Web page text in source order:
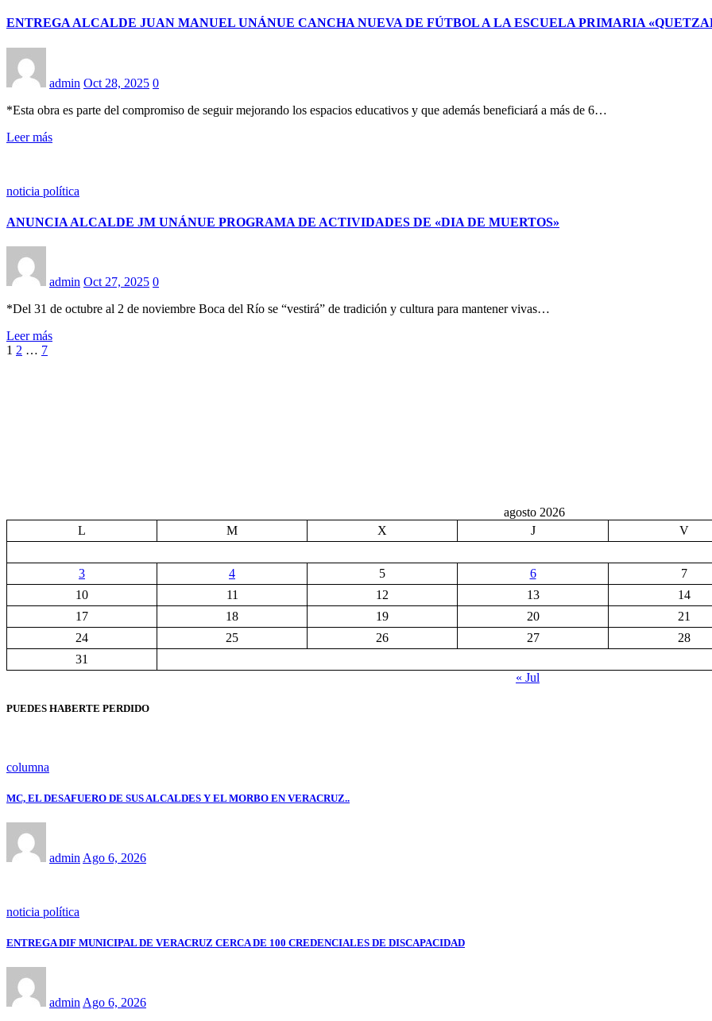
ENTREGA ALCALDE JUAN MANUEL UNÁNUE CANCHA NUEVA DE FÚTBOL A LA ESCUELA PRIMARIA
admin Oct 28, 2025 0
*Esta obra es parte del compromiso de seguir mejorando los espacios educativos y que además beneficiará a más de 6…
Leer más
noticia política
ANUNCIA ALCALDE JM UNÁNUE PROGRAMA DE ACTIVIDADES DE «DIA DE MUERTOS»
admin Oct 27, 2025 0
*Del 31 de octubre al 2 de noviembre Boca del Río se “vestirá” de tradición y cultura para mantener vivas…
Leer más
Paginación
1 2 … 7
agosto 2026
L
M X J V
3
4 5 6 7
10
11 12 13 14
17
18 19 20 21
24
25 26 27 28
31
« Jul
PUEDES HABERTE PERDIDO
columna
MC, EL DESAFUERO DE SUS ALCALDES Y EL MORBO EN VERACRUZ..
admin Ago 6, 2026
noticia política
ENTREGA DIF MUNICIPAL DE VERACRUZ CERCA DE 100 CREDENCIALES DE DISCAPACIDAD
admin Ago 6, 2026